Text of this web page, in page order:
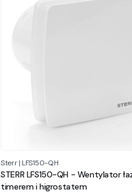
Sterr| LFS150-QH
STERR LFS150-QH - Wentylator
timerem i higrostatem